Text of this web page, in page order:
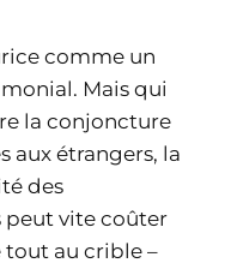
comme un
Mais qui
la conjoncture
aux étrangers, la
des
peut vite coûter
tout au crible –